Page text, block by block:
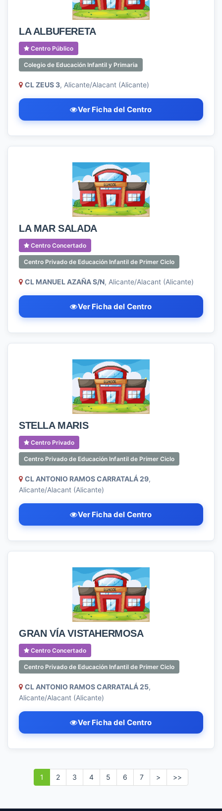
LA ALBUFERETA
Centro Público
Colegio de Educación Infantil y Primaria
CL ZEUS 3, Alicante/Alacant (Alicante)
Ver Ficha del Centro
LA MAR SALADA
Centro Concertado
Centro Privado de Educación Infantil de Primer Ciclo
CL MANUEL AZAÑA S/N, Alicante/Alacant (Alicante)
Ver Ficha del Centro
STELLA MARIS
Centro Privado
Centro Privado de Educación Infantil de Primer Ciclo
CL ANTONIO RAMOS CARRATALÁ 29,
Alicante/Alacant (Alicante)
Ver Ficha del Centro
GRAN VÍA VISTAHERMOSA
Centro Concertado
Centro Privado de Educación Infantil de Primer Ciclo
CL ANTONIO RAMOS CARRATALÁ 25,
Alicante/Alacant (Alicante)
Ver Ficha del Centro
1 2 3 4 5 6 7 > >>